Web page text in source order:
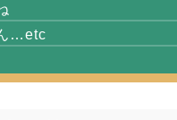
…etc